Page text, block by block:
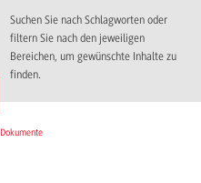
Suchen Sie nach Schlagworten oder
filtern Sie nach den jeweiligen
Bereichen, um gewünschte Inhalte zu
finden.
Dokumente